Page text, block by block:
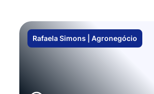
Rafaela Simons | Agronegócio